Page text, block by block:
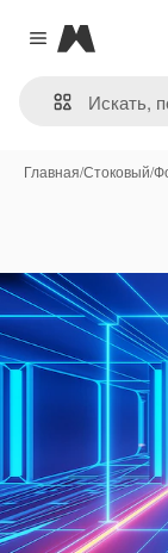
Close menu
Magnific
Главная/Стоковый/